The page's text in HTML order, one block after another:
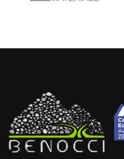
INSERITO: 21 GIUGNO 2024
MAGGIORI INFO